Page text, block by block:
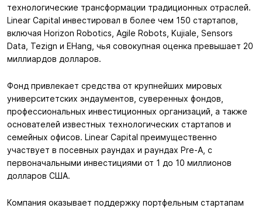
технологические трансформации традиционных отраслей.
Linear Capital инвестировал в более чем 150 стартапов,
включая Horizon Robotics, Agile Robots, Kujiale, Sensors
Data, Tezign и EHang, чья совокупная оценка превышает 20
миллиардов долларов.
Фонд привлекает средства от крупнейших мировых
университетских эндаументов, суверенных фондов,
профессиональных инвестиционных организаций, а также
основателей известных технологических стартапов и
семейных офисов. Linear Capital преимущественно
участвует в посевных раундах и раундах Pre-A, с
первоначальными инвестициями от 1 до 10 миллионов
долларов США.
Компания оказывает поддержку портфельным стартапам